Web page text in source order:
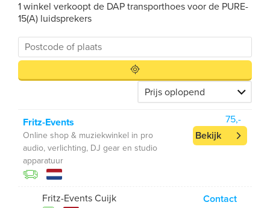
1 winkel verkoopt de DAP transporthoes voor de PURE-
15(A) luidsprekers
Fritz-Events
Online shop & muziekwinkel in pro
audio, verlichting, DJ gear en studio
apparatuur
75,-
Bekijk
Fritz-Events Cuijk Contact